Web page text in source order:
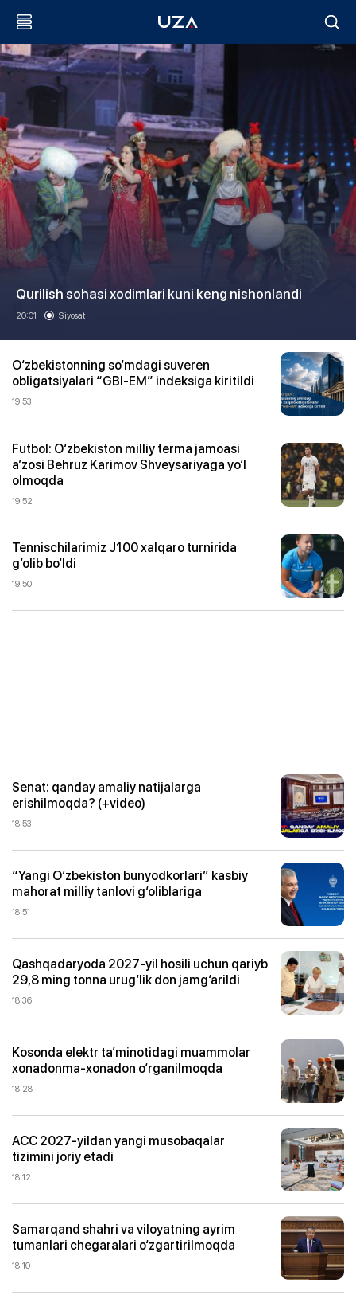
Qurilish sohasi xodimlari kuni keng nishonlandi
20:01 Siyosat
O‘zbekistonning so‘mdagi suveren
obligatsiyalari “GBI-EM” indeksiga kiritildi
19:53
Futbol: O‘zbekiston milliy terma jamoasi
a’zosi Behruz Karimov Shveysariyaga yo‘l
olmoqda
19:52
Tennischilarimiz J100 xalqaro turnirida
g‘olib bo‘ldi
19:50
Senat: qanday amaliy natijalarga
erishilmoqda? (+video)
18:53
“Yangi O‘zbekiston bunyodkorlari” kasbiy
mahorat milliy tanlovi g‘oliblariga
18:51
Qashqadaryoda 2027-yil hosili uchun qariyb
29,8 ming tonna urug‘lik don jamg‘arildi
18:36
Kosonda elektr ta’minotidagi muammolar
xonadonma-xonadon o‘rganilmoqda
18:28
ACC 2027-yildan yangi musobaqalar
tizimini joriy etadi
18:12
Samarqand shahri va viloyatning ayrim
tumanlari chegaralari o‘zgartirilmoqda
18:10